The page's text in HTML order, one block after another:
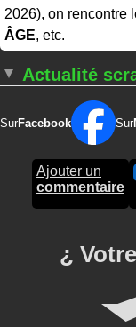
2026), on rencontre
ÂGE, etc.
Actualité
SurFacebook Sur
Ajouter un
commentaire
¿